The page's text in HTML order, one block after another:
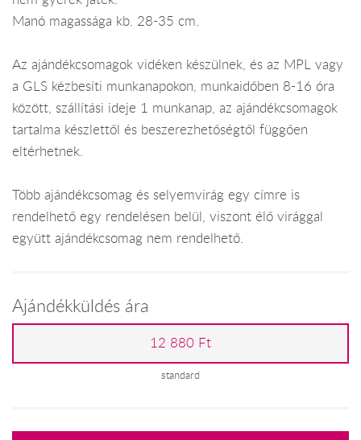
Manó magassága kb. 28-35 cm.
Az ajándékcsomagok vidéken készülnek, és az MPL vagy
a GLS kézbesíti munkanapokon, munkaidőben 8-16 óra
között, szállítási ideje 1 munkanap, az ajándékcsomagok
tartalma készlettől és beszerezhetőségtől függően
eltérhetnek.
Több ajándékcsomag és selyemvirág egy címre is
rendelhető egy rendelésen belül, viszont élő virággal
együtt ajándékcsomag nem rendelhető.
Ajándékküldés ára
12 880 Ft
standard